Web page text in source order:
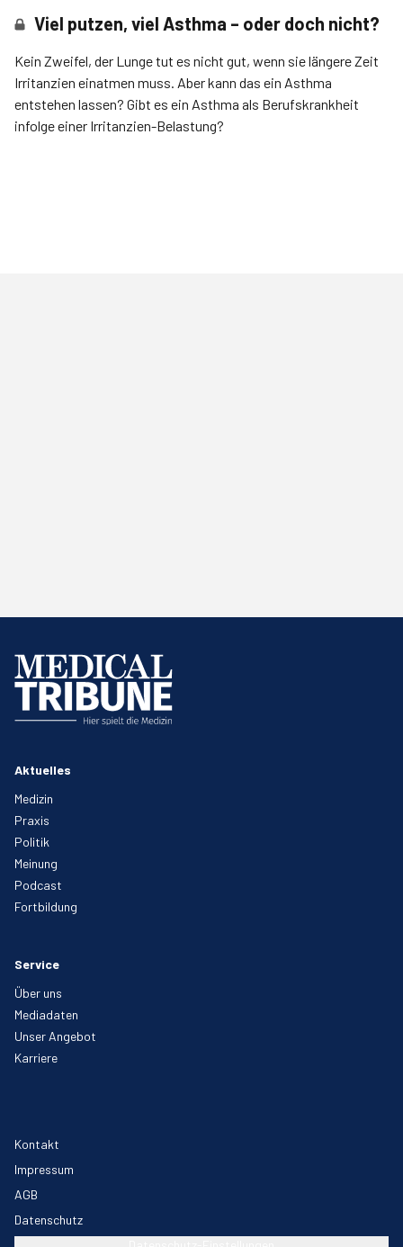
Viel putzen, viel Asthma – oder doch nicht?
Kein Zweifel, der Lunge tut es nicht gut, wenn sie längere Zeit
Irritanzien einatmen muss. Aber kann das ein Asthma
entstehen lassen? Gibt es ein Asthma als Berufskrankheit
infolge einer Irritanzien-Belastung?
Aktuelles
Medizin
Praxis
Politik
Meinung
Podcast
Fortbildung
Service
Über uns
Mediadaten
Unser Angebot
Karriere
Kontakt
Impressum
AGB
Datenschutz